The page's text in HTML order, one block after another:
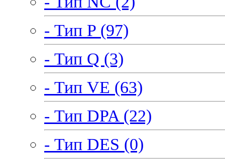
- Тип P (97)
- Тип Q (3)
- Тип VE (63)
- Тип DPA (22)
- Тип DES (0)